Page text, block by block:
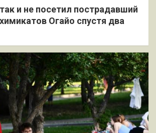
и не посетил пострадавший
Огайо спустя два